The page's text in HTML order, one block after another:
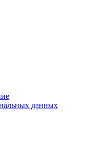
данных